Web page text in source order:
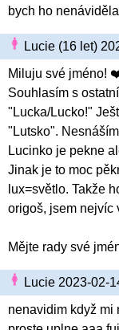
bych ho nenáviděla
Lucie (16 let)
Miluju své jméno!
Souhlasím s
"Lucka/Lucko!"
"Lutsko".
Lucinko je pekne
Jinak je to moc
lux=světlo. Takže
origoš, jsem nejvíc
Mějte rady své
Lucie 2023-02-
nenavidim když mi